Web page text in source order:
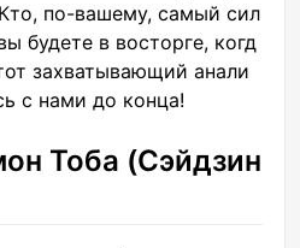
по-вашему, самый сил
будете в восторге, когд
захватывающий анали
с нами до конца!
Тоба (Сэйдзин